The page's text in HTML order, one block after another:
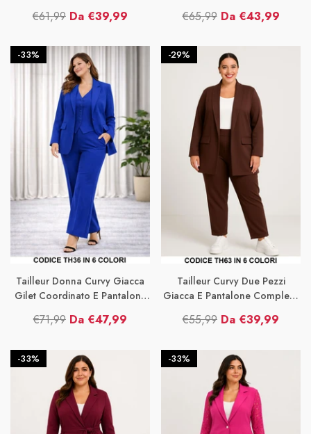
Elegante In 3 Colori - 8057
di
listino
€61,99
di
vendita
Da €39,99
Taglie Forti In 5 Colori – TH80
di
€65,99
di
vendita
Da €43,99
-33%
Tailleur Donna Curvy Giacca
Gilet Coordinato E Pantalone
6 Colori – TH36
di
listino
€71,99
di
vendita
Da €47,99
-29%
Tailleur Curvy Due Pezzi
Giacca E Pantalone Completo
In 6 Colori – TH63
di
listino
€55,99
di
vendita
Da €39,99
-33% -33%